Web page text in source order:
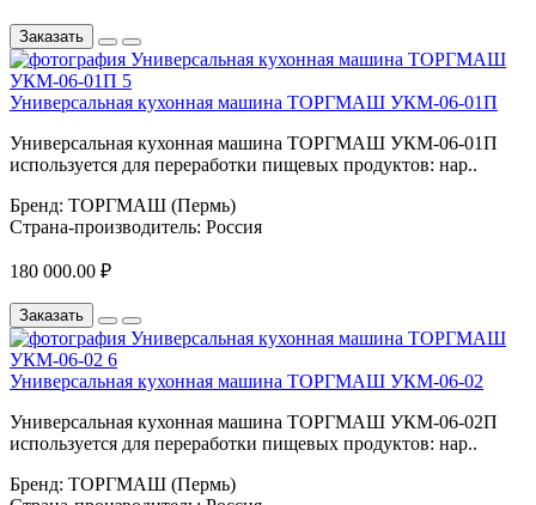
Заказать
Универсальная кухонная машина ТОРГМАШ УКМ-06-01П
Универсальная кухонная машина ТОРГМАШ УКМ-06-01П
используется для переработки пищевых продуктов: нар..
Бренд: ТОРГМАШ (Пермь)
Страна-производитель: Россия
180 000.00 ₽
Заказать
Универсальная кухонная машина ТОРГМАШ УКМ-06-02
Универсальная кухонная машина ТОРГМАШ УКМ-06-02П
используется для переработки пищевых продуктов: нар..
Бренд: ТОРГМАШ (Пермь)